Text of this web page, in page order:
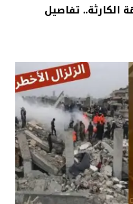
الكارثة.. تفاصيل